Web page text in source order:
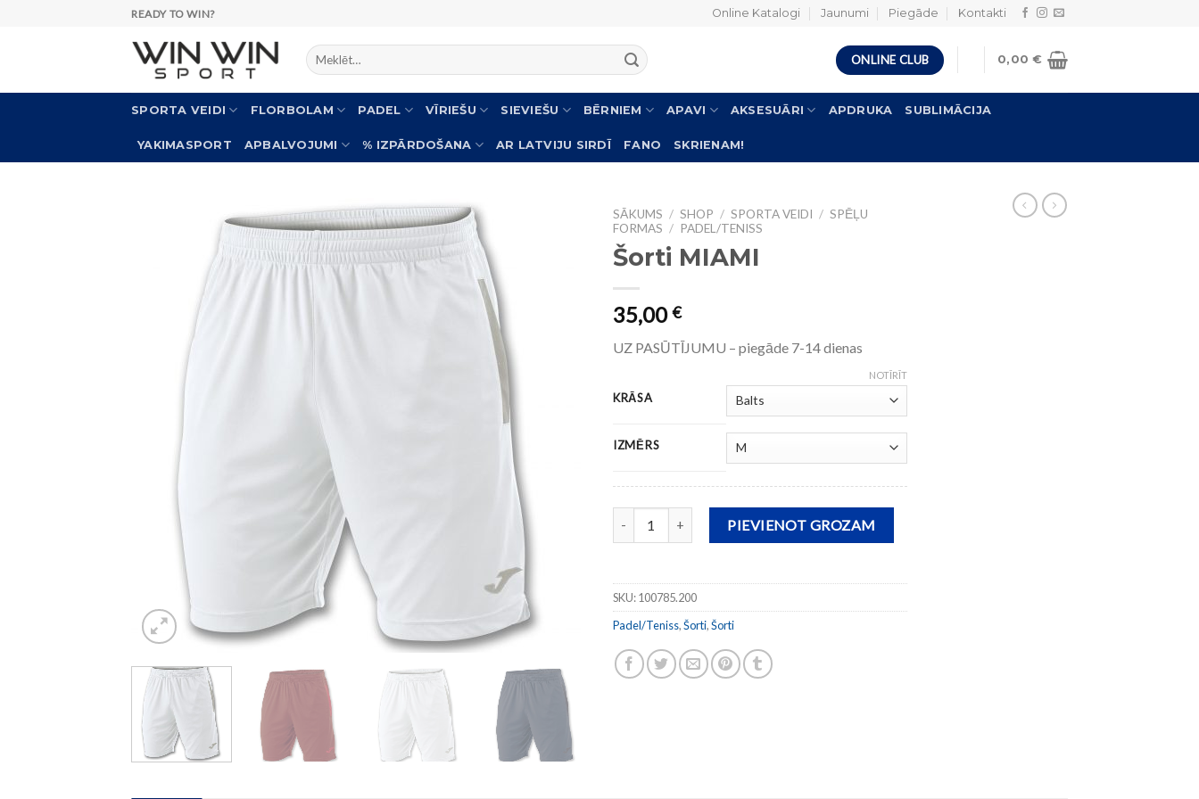
READY TO WIN? Online Katalogi Jaunumi Piegāde Kontakti
Meklēt: ONLINE CLUB 0,00€
SPORTA VEIDI FLORBOLAM PADEL VĪRIEŠU SIEVIEŠU BĒRNIEM APAVI AKSESUĀRI APDRUKA SUBLIMĀCIJA
YAKIMASPORT APBALVOJUMI % IZPĀRDOŠANA AR LATVIJU SIRDĪ FANO SKRIENAM!
SĀKUMS / SHOP / SPORTA VEIDI / SPĒĻU
FORMAS / PADEL/TENISS
Šorti MIAMI
35,00€
UZ PASŪTĪJUMU – piegāde 7-14 dienas
KRĀSA
IZMĒRS
NOTĪRĪT
Šorti MIAMI daudzumsPIEVIENOT GROZAM
SKU:100785.200
Padel/Teniss,Šorti,Šorti